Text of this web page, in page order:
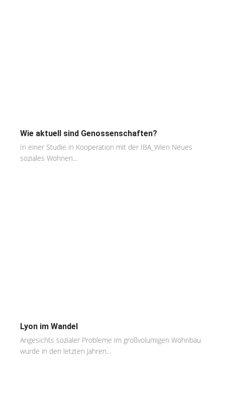
Wie aktuell sind Genossenschaften?
In einer Studie in Kooperation mit der IBA_Wien Neues
soziales Wohnen...
Lyon im Wandel
Angesichts sozialer Probleme im großvolumigen Wohnbau
wurde in den letzten Jahren...